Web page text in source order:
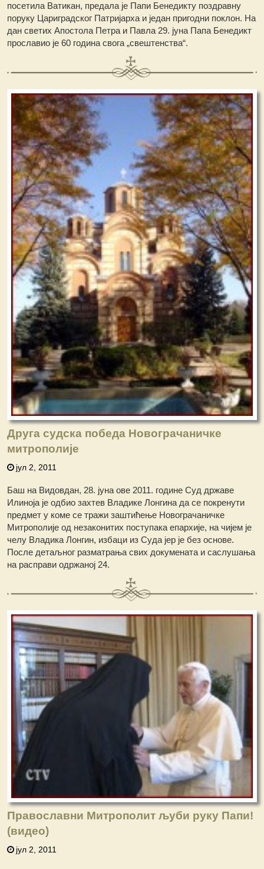
посетила Ватикан, предала је Папи Бенедикту поздравну
поруку Цариградског Патријарха и један пригодни поклон. На
дан светих Апостола Петра и Павла 29. јуна Папа Бенедикт
прославио је 60 година свога „свештенства“.
Друга судска победа Новограчаничке
митрополије
јул 2, 2011
Баш на Видовдан, 28. јуна ове 2011. године Суд државе
Илиноја је одбио захтев Владике Лонгина да се покренути
предмет у коме се тражи заштићење Новограчаничке
Митрополије од незаконитих поступака епархије, на чијем је
челу Владика Лонгин, избаци из Суда јер је без основе.
После детаљног разматрања свих докумената и саслушања
на расправи одржаној 24.
Православни Митрополит љуби руку Папи!
(видео)
јул 2, 2011